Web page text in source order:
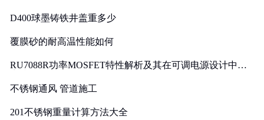
D400球墨铸铁井盖重多少
覆膜砂的耐高温性能如何
RU7088R功率MOSFET特性解析及其在可调电源设计中的
不锈钢通风 管道施工
201不锈钢重量计算方法大全